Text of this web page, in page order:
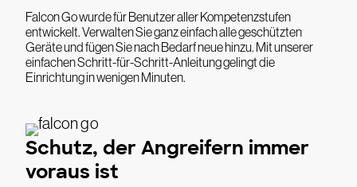
Falcon Go wurde für Benutzer aller Kompetenzstufen
entwickelt. Verwalten Sie ganz einfach alle geschützten
Geräte und fügen Sie nach Bedarf neue hinzu. Mit unserer
einfachen Schritt-für-Schritt-Anleitung gelingt die
Einrichtung in wenigen Minuten.
Schutz, der Angreifern immer
voraus ist